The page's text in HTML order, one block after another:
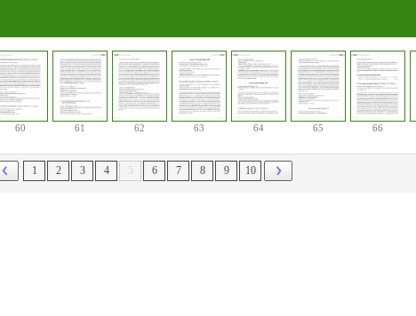
60 61 62 63 64 65 66
1 2 3 4 5 6 7 8 9 10